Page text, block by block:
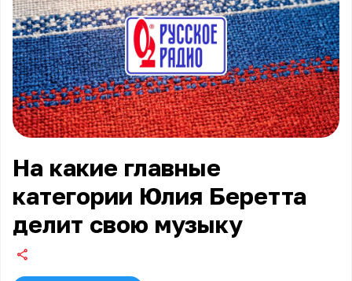
На какие главные
категории Юлия Беретта
делит свою музыку